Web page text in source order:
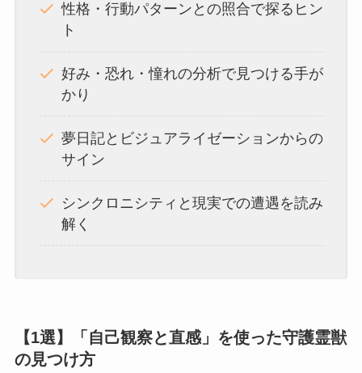
性格・行動パターンとの照合で探るヒン
ト
好み・恐れ・憧れの分析で見つける手が
かり
夢日記とビジュアライゼーションからの
サイン
シンクロニシティと現実での遭遇を読み
解く
【1選】「自己観察と直感」を使った守護霊獣
の見つけ方